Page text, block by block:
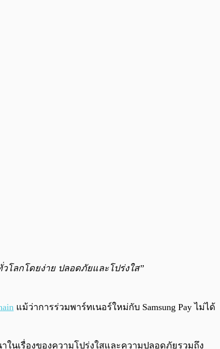
โลกโดยง่าย ปลอดภัยและโปร่งใส”
แม้ว่าการร่วมพาร์ทเนอร์ใหม่กับ Samsung Pay ไม่ได้
ในเรื่องของความโปร่งใสและความปลอดภัยรวมถึง